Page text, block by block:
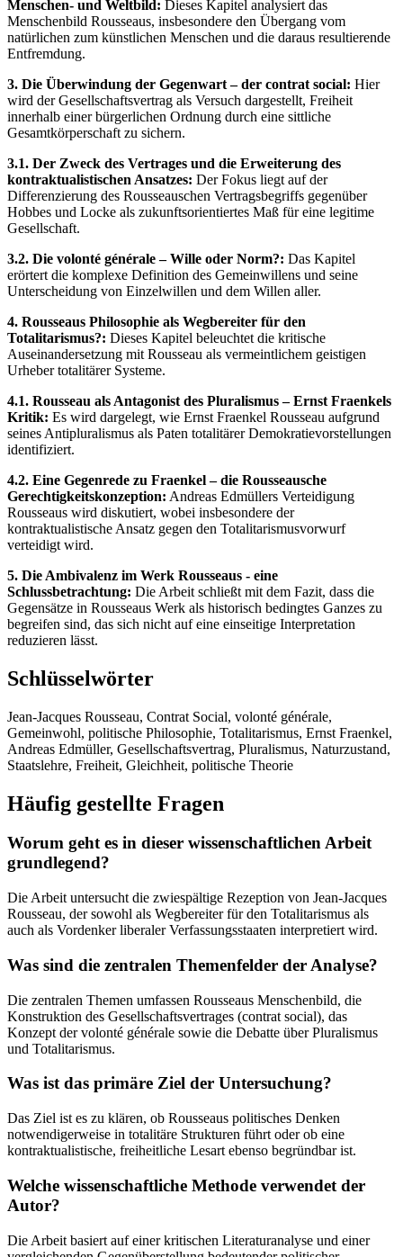
Menschen‐ und Weltbild: Dieses Kapitel analysiert das
Menschenbild Rousseaus, insbesondere den Übergang vom
natürlichen zum künstlichen Menschen und die daraus resultierende
Entfremdung.
3. Die Überwindung der Gegenwart – der contrat social: Hier
wird der Gesellschaftsvertrag als Versuch dargestellt, Freiheit
innerhalb einer bürgerlichen Ordnung durch eine sittliche
Gesamtkörperschaft zu sichern.
3.1. Der Zweck des Vertrages und die Erweiterung des
kontraktualistischen Ansatzes: Der Fokus liegt auf der
Differenzierung des Rousseauschen Vertragsbegriffs gegenüber
Hobbes und Locke als zukunftsorientiertes Maß für eine legitime
Gesellschaft.
3.2. Die volonté générale – Wille oder Norm?: Das Kapitel
erörtert die komplexe Definition des Gemeinwillens und seine
Unterscheidung von Einzelwillen und dem Willen aller.
4. Rousseaus Philosophie als Wegbereiter für den
Totalitarismus?: Dieses Kapitel beleuchtet die kritische
Auseinandersetzung mit Rousseau als vermeintlichem geistigen
Urheber totalitärer Systeme.
4.1. Rousseau als Antagonist des Pluralismus – Ernst Fraenkels
Kritik: Es wird dargelegt, wie Ernst Fraenkel Rousseau aufgrund
seines Antipluralismus als Paten totalitärer Demokratievorstellungen
identifiziert.
4.2. Eine Gegenrede zu Fraenkel – die Rousseausche
Gerechtigkeitskonzeption: Andreas Edmüllers Verteidigung
Rousseaus wird diskutiert, wobei insbesondere der
kontraktualistische Ansatz gegen den Totalitarismusvorwurf
verteidigt wird.
5. Die Ambivalenz im Werk Rousseaus ‐ eine
Schlussbetrachtung: Die Arbeit schließt mit dem Fazit, dass die
Gegensätze in Rousseaus Werk als historisch bedingtes Ganzes zu
begreifen sind, das sich nicht auf eine einseitige Interpretation
reduzieren lässt.
Schlüsselwörter
Jean-Jacques Rousseau, Contrat Social, volonté générale,
Gemeinwohl, politische Philosophie, Totalitarismus, Ernst Fraenkel,
Andreas Edmüller, Gesellschaftsvertrag, Pluralismus, Naturzustand,
Staatslehre, Freiheit, Gleichheit, politische Theorie
Häufig gestellte Fragen
Worum geht es in dieser wissenschaftlichen Arbeit
grundlegend?
Die Arbeit untersucht die zwiespältige Rezeption von Jean-Jacques
Rousseau, der sowohl als Wegbereiter für den Totalitarismus als
auch als Vordenker liberaler Verfassungsstaaten interpretiert wird.
Was sind die zentralen Themenfelder der Analyse?
Die zentralen Themen umfassen Rousseaus Menschenbild, die
Konstruktion des Gesellschaftsvertrages (contrat social), das
Konzept der volonté générale sowie die Debatte über Pluralismus
und Totalitarismus.
Was ist das primäre Ziel der Untersuchung?
Das Ziel ist es zu klären, ob Rousseaus politisches Denken
notwendigerweise in totalitäre Strukturen führt oder ob eine
kontraktualistische, freiheitliche Lesart ebenso begründbar ist.
Welche wissenschaftliche Methode verwendet der
Autor?
Die Arbeit basiert auf einer kritischen Literaturanalyse und einer